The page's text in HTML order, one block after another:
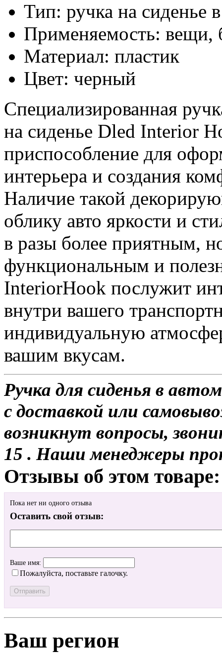
Тип: ручка на сиденье
Применяемость: вещи,
Материал: пластик
Цвет: черный
Специализированная
на сиденье Dled Interior
приспособление для
интерьера и создания
Наличие такой
облику авто яркости и
в разы более приятным,
функциональным и
InteriorHook послужит
внутри вашего
индивидуальную
вашим вкусам.
Ручка для сиденья в
с доставкой или
возникнут вопросы,
15 . Наши менеджеры
Отзывы об этом товаре:
Пока нет ни одного отзыва
Оставить свой отзыв:
Ваше имя:
Пожалуйста, поставьте галочку.
Ваш регион